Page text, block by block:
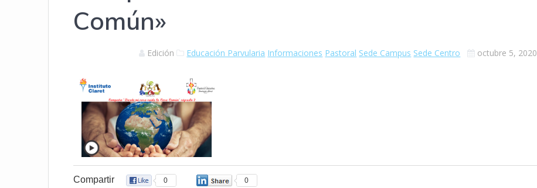
Común»
Edición Educación Parvularia Informaciones Pastoral Sede Campus Sede Centro octubre 5, 2020
Compartir 0 0